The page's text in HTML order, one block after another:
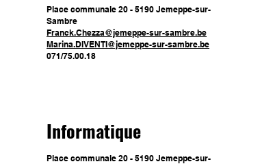
Place communale 20 - 5190 Jemeppe-sur-
Sambre
Franck.Chezza@jemeppe-sur-sambre.be
Marina.DIVENTI@jemeppe-sur-sambre.be
071/75.00.18
Informatique
Place communale 20 - 5190 Jemeppe-sur-